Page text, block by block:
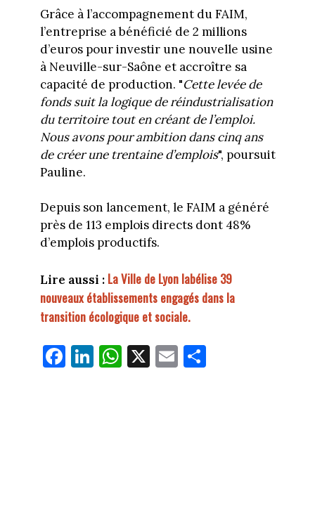
Grâce à l’accompagnement du FAIM,
l’entreprise a bénéficié de 2 millions
d’euros pour investir une nouvelle usine
à Neuville-sur-Saône et accroître sa
capacité de production. "Cette levée de
fonds suit la logique de réindustrialisation
du territoire tout en créant de l’emploi.
Nous avons pour ambition dans cinq ans
de créer une trentaine d’emplois", poursuit
Pauline.
Depuis son lancement, le FAIM a généré
près de 113 emplois directs dont 48%
d’emplois productifs.
Lire aussi : La Ville de Lyon labélise 39
nouveaux établissements engagés dans la
transition écologique et sociale.
Fa
ce
Li
nk
W
ha
X E
m
Pa